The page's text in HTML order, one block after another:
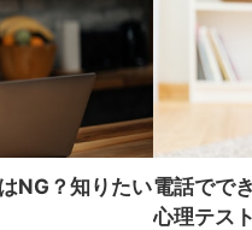
NG？知りたい電話でで
心理テス